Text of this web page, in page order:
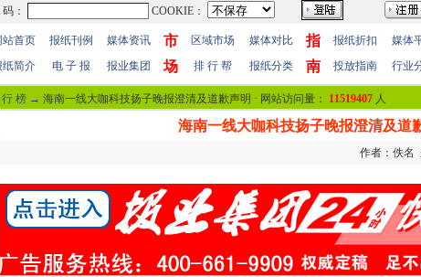
站首页 报纸刊例 媒体资讯
市
场
区域市场 媒体对比
指
南
报纸折扣
媒体
纸简介
电 子 报 报业集团 排 行 帮 报纸分类 投放指南 行业
榜 → 海南一线大咖科技扬子晚报澄清及道歉声明 · 网站访问量： 11519407 人
海南一线大咖科技扬子晚报澄清及道
作者：佚名